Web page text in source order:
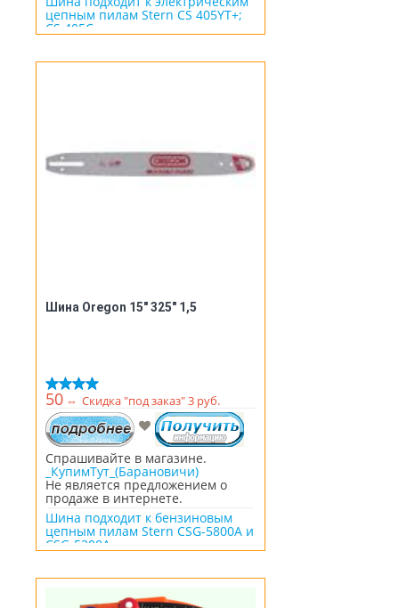
цепным пилам Stern CS 405YT+;
CS 405C
Шина Oregon 15" 325" 1,5
50 ⇔ Скидка "под заказ" 3 руб.
Спрашивайте в магазине.
_КупимТут_(Барановичи)
Не является предложением о
продаже в интернете.
Шина подходит к бензиновым
цепным пилам Stern CSG-5800A и
CSG-5200A